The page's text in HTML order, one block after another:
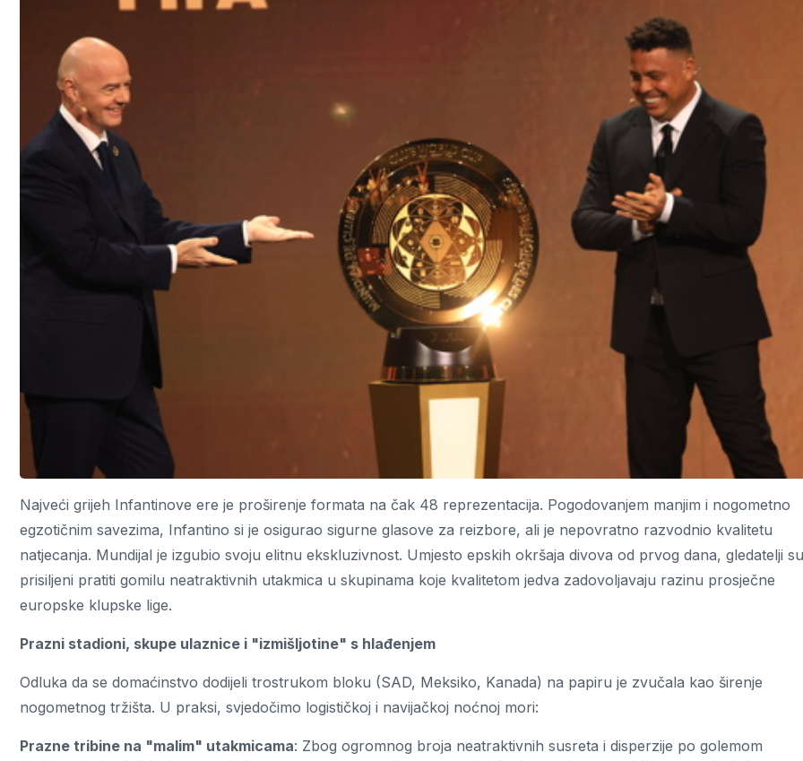
Najveći grijeh Infantinove ere je proširenje formata na čak 48 reprezentacija. Pogodovanjem manjim i nogometno
egzotičnim savezima, Infantino si je osigurao sigurne glasove za reizbore, ali je nepovratno razvodnio kvalitetu
natjecanja. Mundijal je izgubio svoju elitnu ekskluzivnost. Umjesto epskih okršaja divova od prvog dana, gledatelji su
prisiljeni pratiti gomilu neatraktivnih utakmica u skupinama koje kvalitetom jedva zadovoljavaju razinu prosječne
europske klupske lige.
Prazni stadioni, skupe ulaznice i "izmišljotine" s hlađenjem
Odluka da se domaćinstvo dodijeli trostrukom bloku (SAD, Meksiko, Kanada) na papiru je zvučala kao širenje
nogometnog tržišta. U praksi, svjedočimo logističkoj i navijačkoj noćnoj mori:
Prazne tribine na "malim" utakmicama: Zbog ogromnog broja neatraktivnih susreta i disperzije po golemom